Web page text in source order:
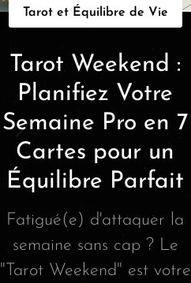
Tarot et Équilibre de Vie
Tarot Weekend :
Planifiez Votre
Semaine Pro en 7
Cartes pour un
Équilibre Parfait
Fatigué(e) d'attaquer la
semaine sans cap ? Le
"Tarot Weekend" est votre